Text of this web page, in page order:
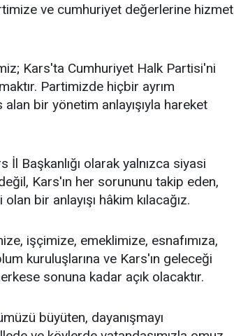
ve cumhuriyet değerlerine hizmet
Kars'ta Cumhuriyet Halk Partisi'ni
Partimizde hiçbir ayrım
bir yönetim anlayışıyla hareket
Başkanlığı olarak yalnızca siyasi
Kars'ın her sorununu takip eden,
bir anlayışı hâkim kılacağız.
işçimize, emeklimize, esnafımıza,
kuruluşlarına ve Kars'ın geleceği
sonuna kadar açık olacaktır.
büyüten, dayanışmayı